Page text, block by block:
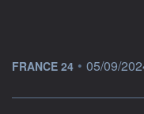
information fournie par
FRANCE 24 • 05/09/